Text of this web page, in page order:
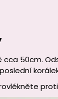
50cm.